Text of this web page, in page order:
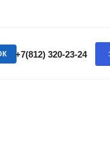
+7(812) 320-23-24